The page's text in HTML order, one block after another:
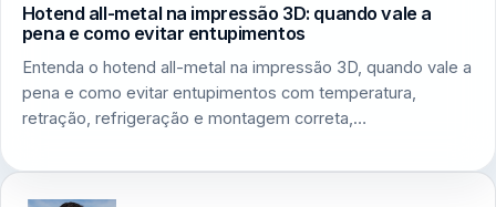
Hotend all-metal na impressão 3D: quando vale a
pena e como evitar entupimentos
Entenda o hotend all-metal na impressão 3D, quando vale a
pena e como evitar entupimentos com temperatura,
retração, refrigeração e montagem correta,…